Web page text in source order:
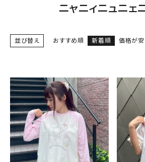
ニャニィニュニェ
並び替え おすすめ順 新着順 価格が